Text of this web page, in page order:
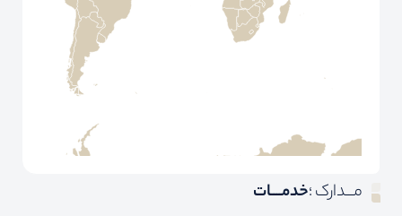
مـــدارک ؛خدمــــات